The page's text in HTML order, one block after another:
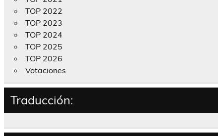
TOP 2022
TOP 2023
TOP 2024
TOP 2025
TOP 2026
Votaciones
Traducción: